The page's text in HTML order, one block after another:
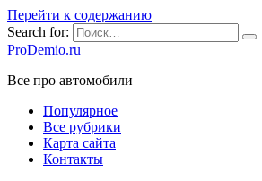
Перейти к содержанию
Search for:
ProDemio.ru
Все про автомобили
Популярное
Все рубрики
Карта сайта
Контакты